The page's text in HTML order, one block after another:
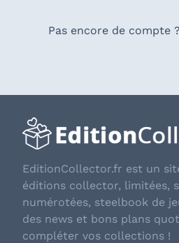
Pas encore de compte ?
EditionCollector.fr est un
éditions collector, limitées,
numérotées, steelbook de
des news et bons plans
compléter vos collections !